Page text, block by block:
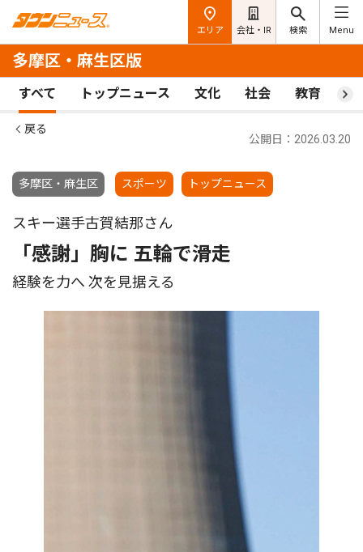
エリア 会社・IR 検索 Menu
多摩区・麻生区版
すべて トップニュース 文化 社会 教育 ス
戻る
多摩区・麻生区 スポーツ トップニュース
公開日：2026.03.20
スキー選手古賀結那さん
「感謝」胸に 五輪で滑走
経験を力へ 次を見据える